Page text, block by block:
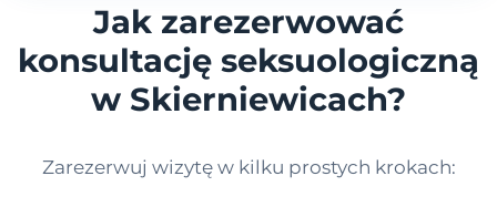
Jak zarezerwować
konsultację seksuologiczną
w Skierniewicach?
Zarezerwuj wizytę w kilku prostych krokach: